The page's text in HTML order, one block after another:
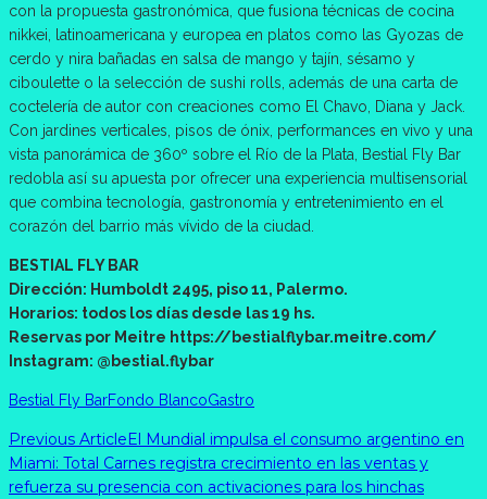
con la propuesta gastronómica, que fusiona técnicas de cocina
nikkei, latinoamericana y europea en platos como las Gyozas de
cerdo y nira bañadas en salsa de mango y tajín, sésamo y
ciboulette o la selección de sushi rolls, además de una carta de
coctelería de autor con creaciones como El Chavo, Diana y Jack.
Con jardines verticales, pisos de ónix, performances en vivo y una
vista panorámica de 360º sobre el Río de la Plata, Bestial Fly Bar
redobla así su apuesta por ofrecer una experiencia multisensorial
que combina tecnología, gastronomía y entretenimiento en el
corazón del barrio más vívido de la ciudad.
BESTIAL FLY BAR
Dirección: Humboldt 2495, piso 11, Palermo.
Horarios: todos los días desde las 19 hs.
Reservas por Meitre https://bestialflybar.meitre.com/
Instagram: @bestial.flybar
Bestial Fly BarFondo BlancoGastro
Previous ArticleEl Mundial impulsa el consumo argentino en
Miami: Total Carnes registra crecimiento en las ventas y
refuerza su presencia con activaciones para los hinchas